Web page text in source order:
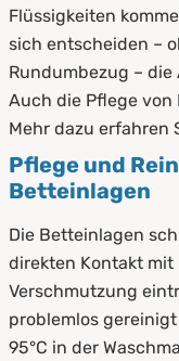
Flüssigkeiten
sich entscheiden –
Rundumbezug –
Auch die Pflege von
Mehr dazu erfahren
Pflege und
Betteinlagen
Die Betteinlagen
direkten Kontakt mit
Verschmutzung
problemlos
95°C in der